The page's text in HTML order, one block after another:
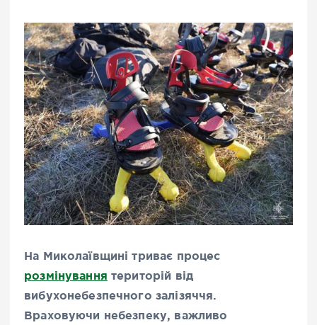
На Миколаївщині триває процес
розмінування територій від
вибухонебезпечного залізяччя.
Враховуючи небезпеку, важливо